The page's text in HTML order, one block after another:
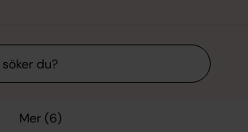
Mer (6)